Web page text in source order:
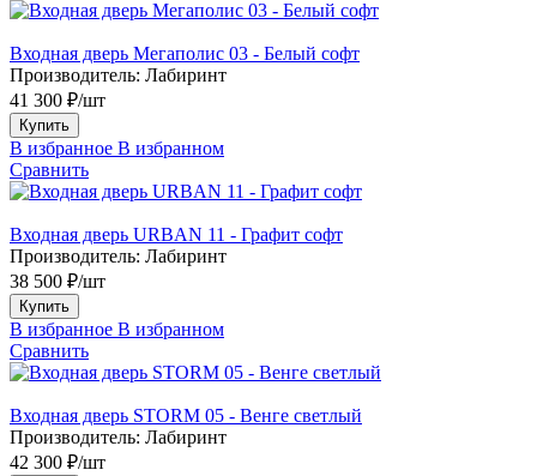
Входная дверь Мегаполис 03 - Белый софт
Производитель: Лабиринт
41 300 ₽/шт
Купить
В избранное В избранном
Сравнить
Входная дверь URBAN 11 - Графит софт
Производитель: Лабиринт
38 500 ₽/шт
Купить
В избранное В избранном
Сравнить
Входная дверь STORM 05 - Венге светлый
Производитель: Лабиринт
42 300 ₽/шт